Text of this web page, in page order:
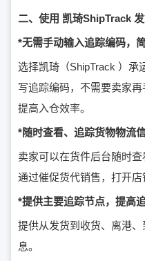
二、使用 凯琦ShipTrack
*无需手动输入追踪编码，
选择凯琦（ShipTrack ）承
写追踪编码，不需要卖家再
提高入仓效率。
*随时查看、追踪货物物流
卖家可以在货件后台随时
通过催促货代销售，打开店
*提供主要追踪节点，提高
提供从发货到收货、离港
息。